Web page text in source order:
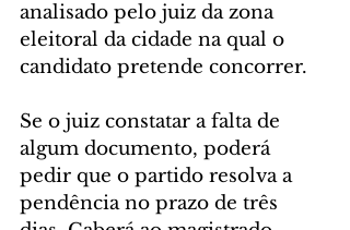
analisado pelo juiz da zona
eleitoral da cidade na qual o
candidato pretende concorrer.
Se o juiz constatar a falta de
algum documento, poderá
pedir que o partido resolva a
pendência no prazo de três